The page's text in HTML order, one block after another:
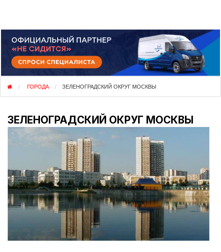
ГОРОДА ЗЕЛЕНОГРАДСКИЙ ОКРУГ МОСКВЫ
ЗЕЛЕНОГРАДСКИЙ ОКРУГ МОСКВЫ